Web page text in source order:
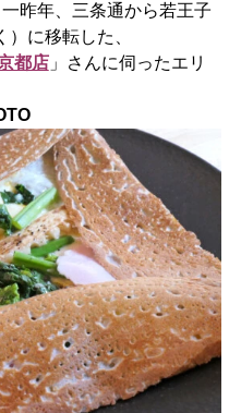
昨年、三条通から若王子
に移転した、
都店」さんに伺ったエリ